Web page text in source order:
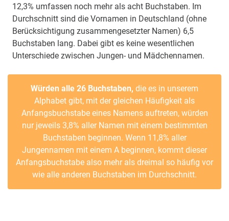
12,3% umfassen noch mehr als acht Buchstaben. Im
Durchschnitt sind die Vornamen in Deutschland (ohne
Berücksichtigung zusammengesetzter Namen) 6,5
Buchstaben lang. Dabei gibt es keine wesentlichen
Unterschiede zwischen Jungen- und Mädchennamen.
Würden alle 26 Buchstaben, die es in unserem
Alphabet gibt, mit der gleichen Häufigkeit als
Anfangsbuchstabe eines Namens auftreten, würden
nur jeweils 3,8% aller Namen mit einem bestimmten
Buchstaben beginnen. Wenn 11,8% aller
Jungennamen mit einem A beginnen, kommt dieser
Anfangsbuchstabe also mehr als dreimal so häufig vor
wie alle anderen Buchstaben im Durchschnitt.